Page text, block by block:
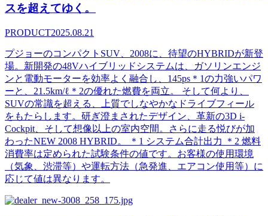
スを超えてゆく。
PRODUCT2025.08.21
プジョーのコンパクトSUV、2008に、待望のHYBRIDが新登
場。新開発の48Vハイブリッドシステムは、ガソリンエンジ
ンと電動モーターを効率よく融合し、145ps＊1の力強いパワ
ーと、21.5km/ℓ＊2の優れた燃費を両立。 そして何より、
SUVの常識を超える、上質でしなやかなドライブフィール
をもたらします。研ぎ澄まされたデザイン、革新の3D i-
Cockpit、そして想像以上の室内空間。さらに走る悦びが加
わったNEW 2008 HYBRID。 ＊1 システム合計出力 ＊2 燃料
消費率は定められた試験条件の値です。お客様の使用環境
（気象、渋滞等）や運転方法（急発進、エアコン使用等）に
応じて値は異なります。